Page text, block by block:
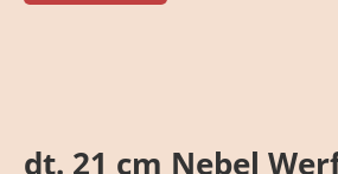
dt. 21 cm Nebel